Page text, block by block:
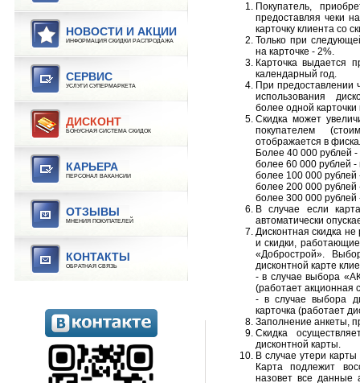
НОВОСТИ И АКЦИИ
ИНФОРМАЦИЯ СКИДКИ РАСПРОДАЖА
СЕРВИС
УСЛУГИ СУПЕРМАРКЕТА
ДИСКОНТ
БОНУСНАЯ СИСТЕМА СКИДОК
КАРЬЕРА
ПЕРСОНАЛ ВАКАНСИИ
ОТЗЫВЫ
МНЕНИЯ ПОКУПАТЕЛЕЙ
КОНТАКТЫ
ОБРАТНАЯ СВЯЗЬ
Покупатель,
предоставляя чеки
карточку клиента со
Только при
на карточке - 2%.
Карточка выдается
календарный год.
При предоставлении
использования
более одной карточки
Скидка может
покупателем
отображается в
Более 40 000 рублей -
более 60 000 рублей -
более 100 000 рублей
более 200 000 рублей
более 300 000 рублей
В случае если
автоматически
Дисконтная скидка
и скидки,
«Добрострой».
дисконтной карте
- в случае выбора
(работает акционная
- в случае выбора
карточка (работает
Заполнение анкеты,
Скидка
дисконтной карты.
В случае утери
Карта подлежит
назовет все данные